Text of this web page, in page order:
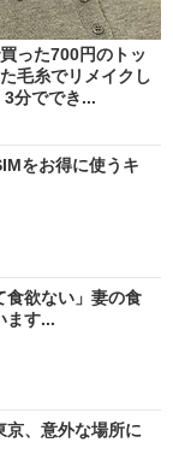
った700円のトッ
毛糸でリメイクし
ででき...
をお得に使うキ
欲ない」妻の食
ます...
京、意外な場所に